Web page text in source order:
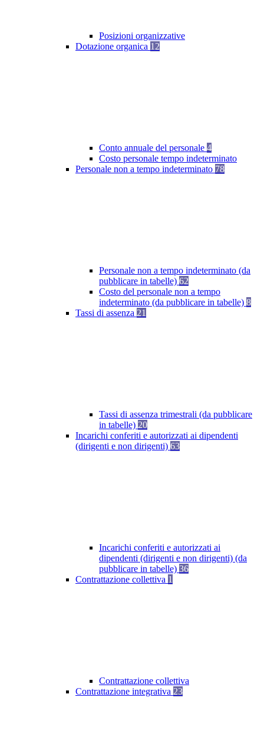
Posizioni organizzative
Dotazione organica 12
Conto annuale del personale 4
Costo personale tempo indeterminato
Personale non a tempo indeterminato 78
Personale non a tempo indeterminato (da
pubblicare in tabelle) 62
Costo del personale non a tempo
indeterminato (da pubblicare in tabelle) 8
Tassi di assenza 21
Tassi di assenza trimestrali (da pubblicare
in tabelle) 20
Incarichi conferiti e autorizzati ai dipendenti
(dirigenti e non dirigenti) 63
Incarichi conferiti e autorizzati ai
dipendenti (dirigenti e non dirigenti) (da
pubblicare in tabelle) 36
Contrattazione collettiva 1
Contrattazione collettiva
Contrattazione integrativa 23